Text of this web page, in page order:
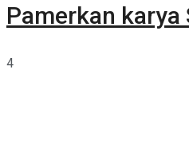
Pamerkan karya
4